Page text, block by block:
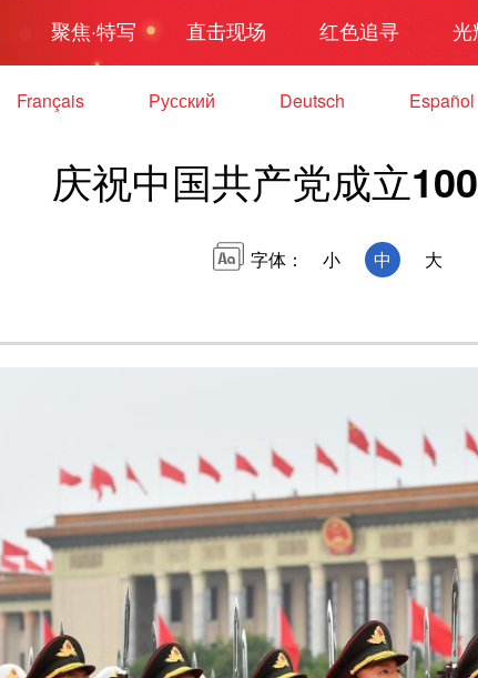
聚焦·特写 直击现场 红色追寻 光
Français Русский Deutsch Español
庆祝中国共产党成立
字体： 小 中 大